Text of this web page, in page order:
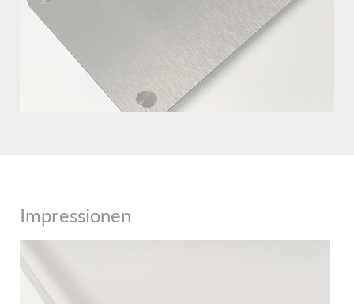
Impressionen